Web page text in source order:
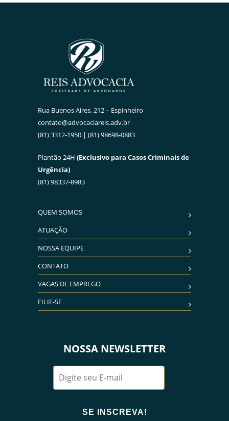
Rua Buenos Aires, 212 – Espinheiro
contato@advocaciareis.adv.br
(81) 3312-1950 | (81) 98698-0883
Plantão 24H (Exclusivo para Casos Criminais de
Urgência)
(81) 98337-8983
QUEM SOMOS
ATUAÇÃO
NOSSA EQUIPE
CONTATO
VAGAS DE EMPREGO
FILIE-SE
NOSSA NEWSLETTER